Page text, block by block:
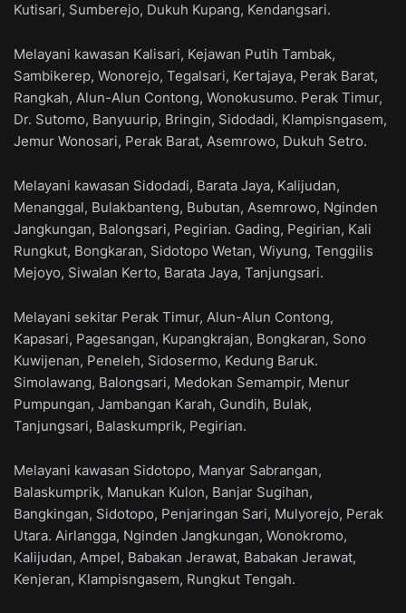
Kutisari, Sumberejo, Dukuh Kupang, Kendangsari.
Melayani kawasan Kalisari, Kejawan Putih Tambak,
Sambikerep, Wonorejo, Tegalsari, Kertajaya, Perak Barat,
Rangkah, Alun-Alun Contong, Wonokusumo. Perak Timur,
Dr. Sutomo, Banyuurip, Bringin, Sidodadi, Klampisngasem,
Jemur Wonosari, Perak Barat, Asemrowo, Dukuh Setro.
Melayani kawasan Sidodadi, Barata Jaya, Kalijudan,
Menanggal, Bulakbanteng, Bubutan, Asemrowo, Nginden
Jangkungan, Balongsari, Pegirian. Gading, Pegirian, Kali
Rungkut, Bongkaran, Sidotopo Wetan, Wiyung, Tenggilis
Mejoyo, Siwalan Kerto, Barata Jaya, Tanjungsari.
Melayani sekitar Perak Timur, Alun-Alun Contong,
Kapasari, Pagesangan, Kupangkrajan, Bongkaran, Sono
Kuwijenan, Peneleh, Sidosermo, Kedung Baruk.
Simolawang, Balongsari, Medokan Semampir, Menur
Pumpungan, Jambangan Karah, Gundih, Bulak,
Tanjungsari, Balaskumprik, Pegirian.
Melayani kawasan Sidotopo, Manyar Sabrangan,
Balaskumprik, Manukan Kulon, Banjar Sugihan,
Bangkingan, Sidotopo, Penjaringan Sari, Mulyorejo, Perak
Utara. Airlangga, Nginden Jangkungan, Wonokromo,
Kalijudan, Ampel, Babakan Jerawat, Babakan Jerawat,
Kenjeran, Klampisngasem, Rungkut Tengah.